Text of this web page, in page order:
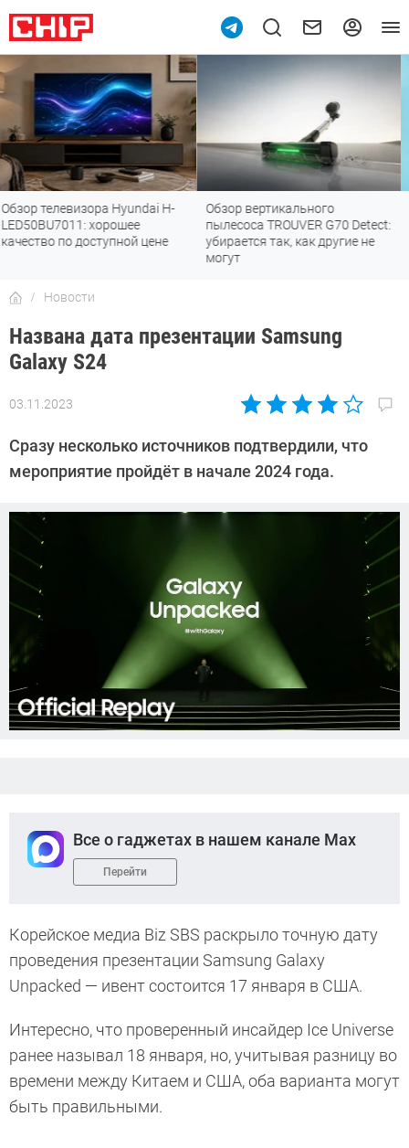
Обзор вертикального
пылесоса TROUVER G70 Detect:
убирается так, как другие не
Топ-8 недорогих роутеров с Wi-
Fi 7: все «плюшки» последнего
стандарта
Новости
Названа дата презентации Samsung
Galaxy S24
03.11.2023
Автор:
Довлатова
Сразу несколько источников подтвердили, что
мероприятие пройдёт в начале 2024 года.
Все о гаджетах в нашем канале Max
Перейти
Корейское медиа Biz SBS раскрыло точную дату
проведения презентации Samsung Galaxy
Unpacked — ивент состоится 17 января в США.
Интересно, что проверенный инсайдер Ice Universe
ранее называл 18 января, но, учитывая разницу во
времени между Китаем и США, оба варианта могут
быть правильными.